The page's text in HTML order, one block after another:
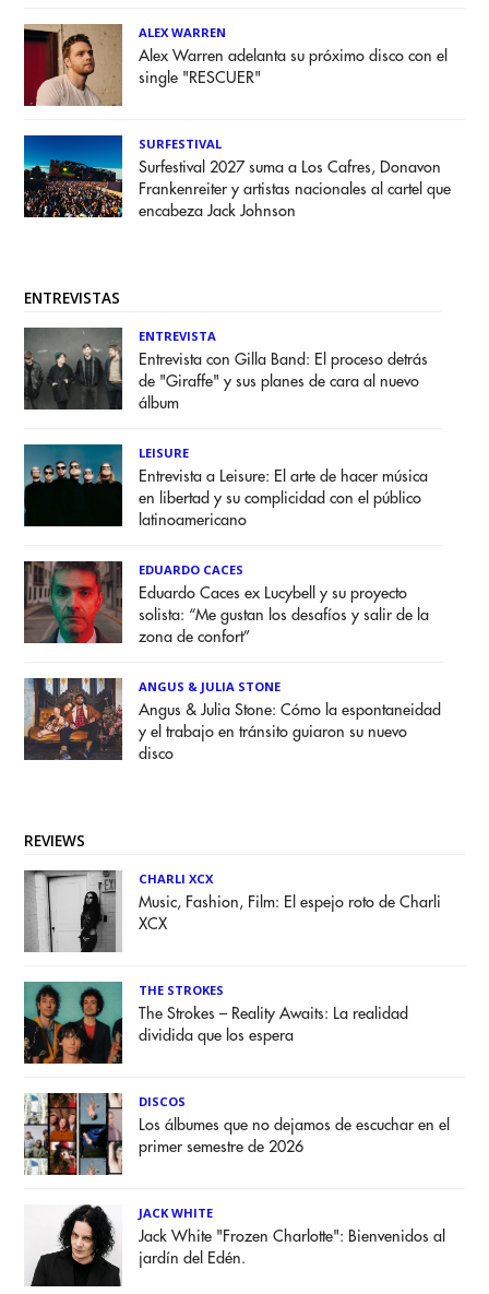
ALEX WARREN
Alex Warren adelanta su próximo disco con el
single "RESCUER"
SURFESTIVAL
Surfestival 2027 suma a Los Cafres, Donavon
Frankenreiter y artistas nacionales al cartel que
encabeza Jack Johnson
ENTREVISTAS
ENTREVISTA
Entrevista con Gilla Band: El proceso detrás
de "Giraffe" y sus planes de cara al nuevo
álbum
LEISURE
Entrevista a Leisure: El arte de hacer música
en libertad y su complicidad con el público
latinoamericano
EDUARDO CACES
Eduardo Caces ex Lucybell y su proyecto
solista: “Me gustan los desafíos y salir de la
zona de confort”
ANGUS & JULIA STONE
Angus & Julia Stone: Cómo la espontaneidad
y el trabajo en tránsito guiaron su nuevo
disco
REVIEWS
CHARLI XCX
Music, Fashion, Film: El espejo roto de Charli
XCX
THE STROKES
The Strokes – Reality Awaits: La realidad
dividida que los espera
DISCOS
Los álbumes que no dejamos de escuchar en el
primer semestre de 2026
JACK WHITE
Jack White "Frozen Charlotte": Bienvenidos al
jardín del Edén.